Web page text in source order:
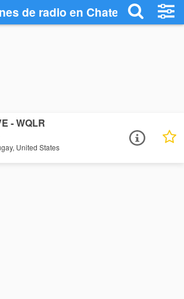
de radio en Chateaugay -
- WQLR
United States